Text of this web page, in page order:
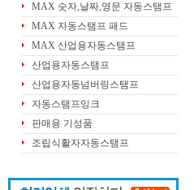
MAX 숫자,날짜,영문 자동스탬프
MAX 자동스탬프 패드
MAX 산업용자동스탬프
산업용자동스탬프
산업용자동넘버링스탬프
자동스탬프잉크
판매용 기성품
조립식활자자동스탬프